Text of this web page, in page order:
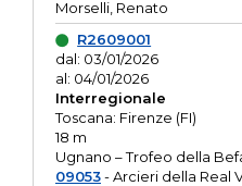
Morselli, Renato
R2609001
dal: 03/01/2026
al: 04/01/2026
Interregionale
Toscana: Firenze (FI)
18 m
Ugnano – Trofeo della
09053- Arcieri della Real